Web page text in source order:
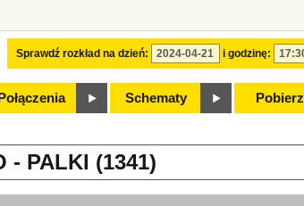
Sprawdź rozkład na dzień: i godzinę:
Połączenia Schematy Pobierz
- PALKI (1341)